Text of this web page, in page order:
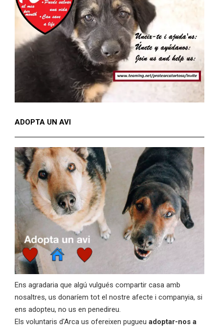
ADOPTA UN AVI
Ens agradaria que algú vulgués compartir casa amb
nosaltres, us donaríem tot el nostre afecte i companyia, si
ens adopteu, no us en penedireu.
Els voluntaris d'Arca us ofereixen pugueu adoptar-nos a